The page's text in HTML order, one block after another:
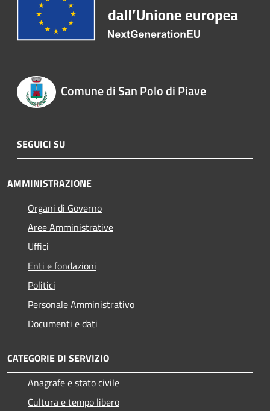
Comune di San Polo di Piave
SEGUICI SU
AMMINISTRAZIONE
Organi di Governo
Aree Amministrative
Uffici
Enti e fondazioni
Politici
Personale Amministrativo
Documenti e dati
CATEGORIE DI SERVIZIO
Anagrafe e stato civile
Cultura e tempo libero